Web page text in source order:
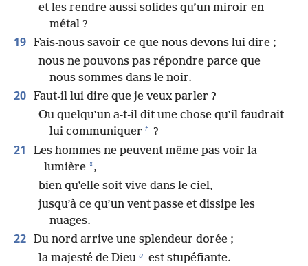
et les rendre aussi solides qu’un miroir en
métal ?
19 Fais-nous savoir ce que nous devons lui dire ;
nous ne pouvons pas répondre parce que
nous sommes dans le noir.
20 Faut-il lui dire que je veux parler ?
Ou quelqu’un a-t-il dit une chose qu’il faudrait
lui communiquer t ?
21
Les hommes ne peuvent même pas voir la
lumière *,
bien qu’elle soit vive dans le ciel,
jusqu’à ce qu’un vent passe et dissipe les
nuages.
22 Du nord arrive une splendeur dorée ;
la majesté de Dieu u est stupéfiante.